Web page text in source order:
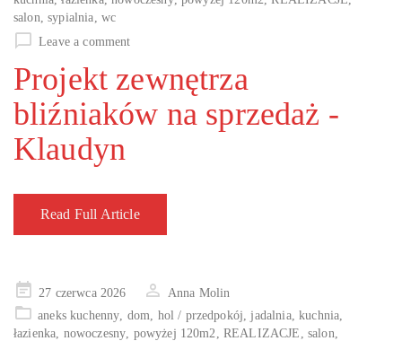
salon,sypialnia, wc
Leave a comment
Projekt zewnętrza
bliźniaków na sprzedaż -
Klaudyn
Read Full Article
Posted
on
27 czerwca 2026
Anna Molin
aneks kuchenny, dom, hol / przedpokój,jadalnia,kuchnia,
łazienka, nowoczesny, powyżej 120m2, REALIZACJE , salon,